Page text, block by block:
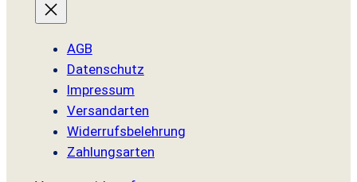
AGB
Datenschutz
Impressum
Versandarten
Widerrufsbelehrung
Zahlungsarten